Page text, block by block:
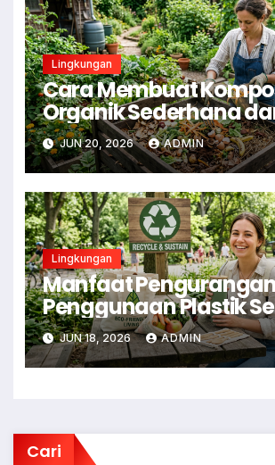
Lingkungan
Cara Membuat
Organik Sederhana
Sampah Dapur
JUN 20, 2026 ADMIN
Lingkungan
Manfaat
Penggunaan Plastik
Pakai
JUN 18, 2026 ADMIN
Cari